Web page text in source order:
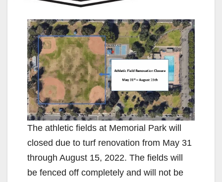
The athletic fields at Memorial Park will
closed due to turf renovation from May 31
through August 15, 2022. The fields will
be fenced off completely and will not be